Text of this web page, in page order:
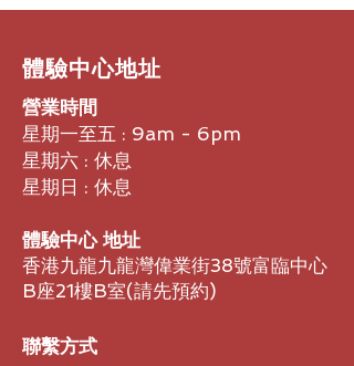
​體驗中心地址
營業時間
星期一至五 : 9am - 6pm
星期六 : 休息
星期日 : 休息
體驗中心 地址
香港九龍九龍灣偉業街38號富臨中心
B座21樓B室​(請先預約)
聯繫方式